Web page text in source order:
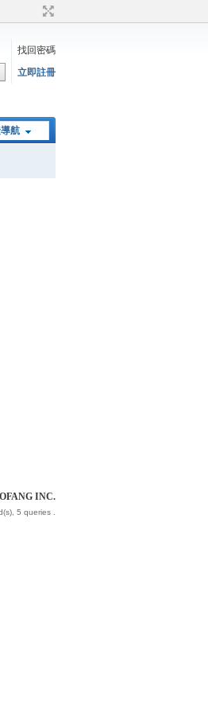
找回密碼
立即註冊
航
INC.
5 queries .